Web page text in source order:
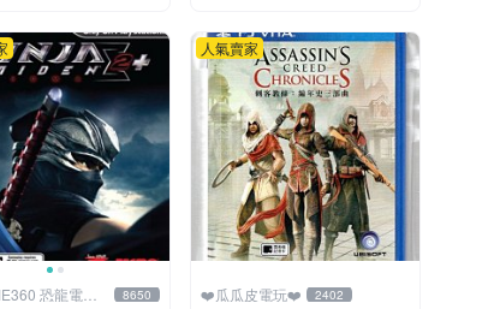
恐龍電玩- 8650
人氣賣家
❤️瓜瓜皮電玩❤️ 2402